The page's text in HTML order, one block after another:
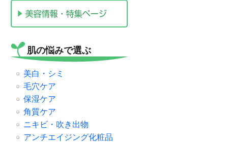
肌の悩みで選ぶ
美白・シミ
毛穴ケア
保湿ケア
角質ケア
ニキビ・吹き出物
アンチエイジング化粧品